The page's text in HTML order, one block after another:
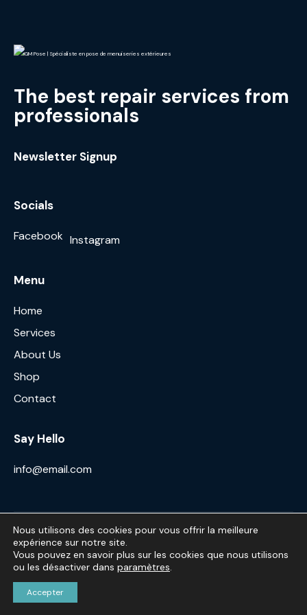
The best repair services from
professionals
Newsletter Signup
Socials
Facebook Instagram
Menu
Home
Services
About Us
Shop
Contact
Say Hello
info@email.com
AncoraThemes© {{Y}}. All Rights Reserved.
Nous utilisons des cookies pour vous offrir la meilleure
expérience sur notre site.
Vous pouvez en savoir plus sur les cookies que nous utilisons
ou les désactiver dans paramètres.
Accepter